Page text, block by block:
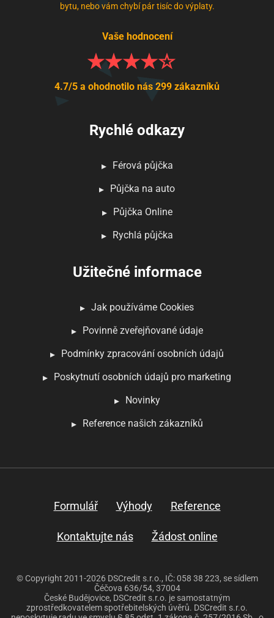
bytu, nebo vám chybí pár tisíc do výplaty.
Vaše hodnocení
4.7/5 a ohodnotilo nás 299 zákazníků
Rychlé odkazy
Férová půjčka
Půjčka na auto
Půjčka Online
Rychlá půjčka
Užitečné informace
Jak používáme Cookies
Povinně zveřejňované údaje
Podmínky zpracování osobních údajů
Poskytnutí osobních údajů pro marketing
Novinky
Reference našich zákazníků
Formulář Výhody Reference
Kontaktujte nás Žádost online
© Copyright 2011-2026 DSCredit s.r.o., IČ: 058 38 223, se sídlem
Čéčova 636/54, 37004
České Budějovice, DSCredit s.r.o. je samostatným
zprostředkovatelem spotřebitelských úvěrů. DSCredit s.r.o.